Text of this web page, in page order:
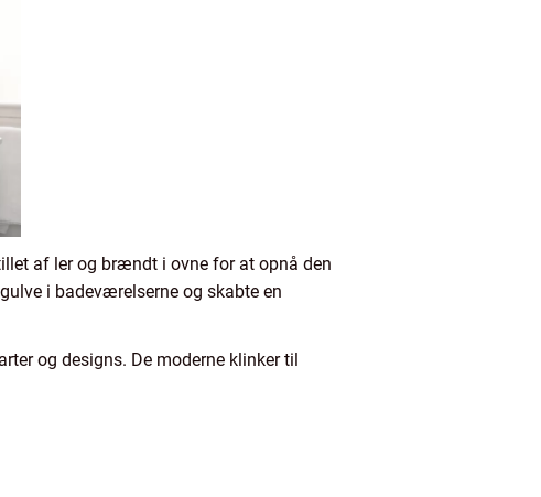
af ler og brændt i ovne for at opnå den
i badeværelserne og skabte en
og designs. De moderne klinker til